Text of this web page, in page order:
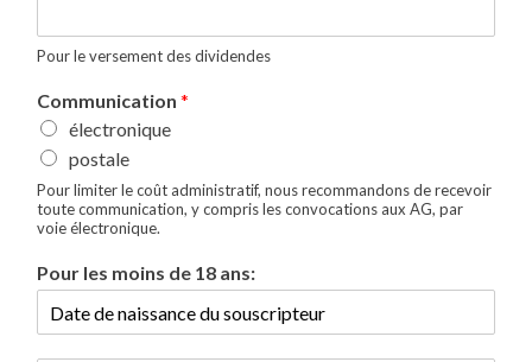
Pour le versement des dividendes
Communication *
électronique
postale
Pour limiter le coût administratif, nous recommandons de recevoir
toute communication, y compris les convocations aux AG, par
voie électronique.
Pour les moins de 18 ans: